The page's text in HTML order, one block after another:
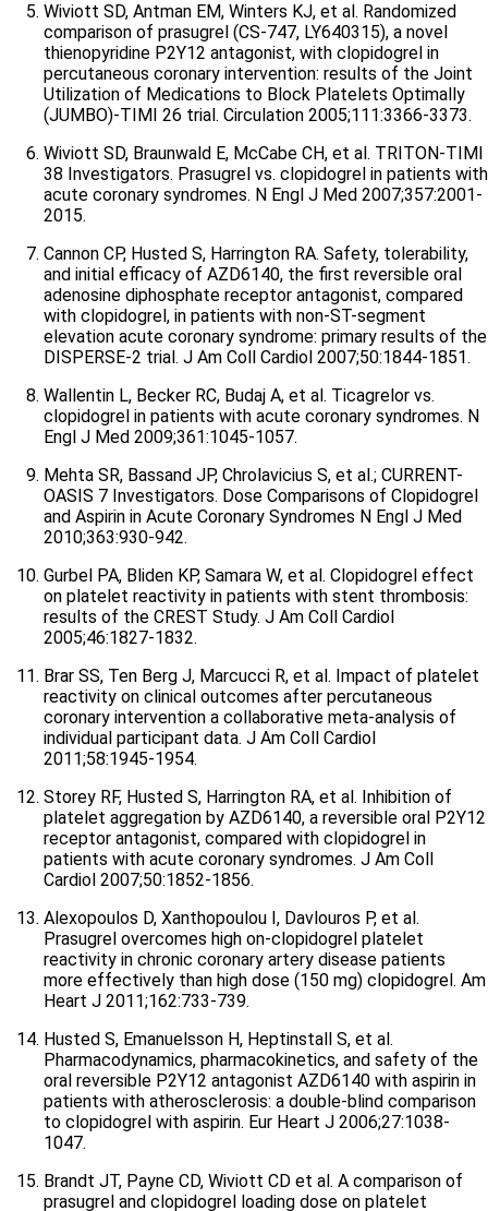
Wiviott SD, Antman EM, Winters KJ, et al. Randomized
comparison of prasugrel (CS-747, LY640315), a novel
thienopyridine P2Y12 antagonist, with clopidogrel in
percutaneous coronary intervention: results of the Joint
Utilization of Medications to Block Platelets Optimally
(JUMBO)-TIMI 26 trial. Circulation 2005;111:3366-3373.
Wiviott SD, Braunwald E, McCabe CH, et al. TRITON-TIMI
38 Investigators. Prasugrel vs. clopidogrel in patients with
acute coronary syndromes. N Engl J Med 2007;357:2001-
2015.
Cannon CP, Husted S, Harrington RA. Safety, tolerability,
and initial efficacy of AZD6140, the first reversible oral
adenosine diphosphate receptor antagonist, compared
with clopidogrel, in patients with non-ST-segment
elevation acute coronary syndrome: primary results of the
DISPERSE-2 trial. J Am Coll Cardiol 2007;50:1844-1851.
Wallentin L, Becker RC, Budaj A, et al. Ticagrelor vs.
clopidogrel in patients with acute coronary syndromes. N
Engl J Med 2009;361:1045-1057.
Mehta SR, Bassand JP, Chrolavicius S, et al.; CURRENT-
OASIS 7 Investigators. Dose Comparisons of Clopidogrel
and Aspirin in Acute Coronary Syndromes N Engl J Med
2010;363:930-942.
Gurbel PA, Bliden KP, Samara W, et al. Clopidogrel effect
on platelet reactivity in patients with stent thrombosis:
results of the CREST Study. J Am Coll Cardiol
2005;46:1827-1832.
Brar SS, Ten Berg J, Marcucci R, et al. Impact of platelet
reactivity on clinical outcomes after percutaneous
coronary intervention a collaborative meta-analysis of
individual participant data. J Am Coll Cardiol
2011;58:1945-1954.
Storey RF, Husted S, Harrington RA, et al. Inhibition of
platelet aggregation by AZD6140, a reversible oral P2Y12
receptor antagonist, compared with clopidogrel in
patients with acute coronary syndromes. J Am Coll
Cardiol 2007;50:1852-1856.
Alexopoulos D, Xanthopoulou I, Davlouros P, et al.
Prasugrel overcomes high on-clopidogrel platelet
reactivity in chronic coronary artery disease patients
more effectively than high dose (150 mg) clopidogrel. Am
Heart J 2011;162:733-739.
Husted S, Emanuelsson H, Heptinstall S, et al.
Pharmacodynamics, pharmacokinetics, and safety of the
oral reversible P2Y12 antagonist AZD6140 with aspirin in
patients with atherosclerosis: a double-blind comparison
to clopidogrel with aspirin. Eur Heart J 2006;27:1038-
1047.
Brandt JT, Payne CD, Wiviott CD et al. A comparison of
prasugrel and clopidogrel loading dose on platelet